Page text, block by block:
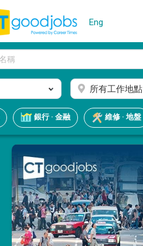
Eng
所有工作地點
銀行 · 金融 維修 · 地盤